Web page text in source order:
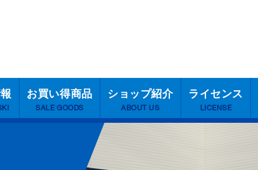
お買い得商品
SALE GOODS
ショップ紹介
ABOUT US
ライセンス
LICENSE